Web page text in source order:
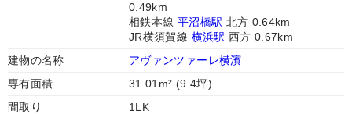
0.49km
相鉄本線 平沼橋駅 北方 0.64km
JR横須賀線 横浜駅 西方 0.67km
建物の名称
アヴァンツァーレ横濱
専有面積
31.01m² (9.4坪)
間取り
1LK